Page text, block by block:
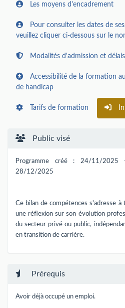
Les moyens d'encadrement
Pour consulter les dates de
veuillez cliquer ci-dessous sur le
Modalités d'admission et
Accessibilité de la formation
de handicap
Tarifs de formation
Public visé
Programme créé : 24/11/
28/12/2025
Ce bilan de compétences s'adresse à
une réflexion sur son évolution
du secteur privé ou public,
en transition de carrière.
Prérequis
Avoir déjà occupé un emploi.